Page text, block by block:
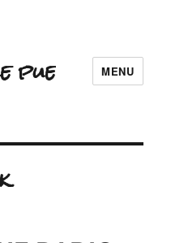
pue MENU